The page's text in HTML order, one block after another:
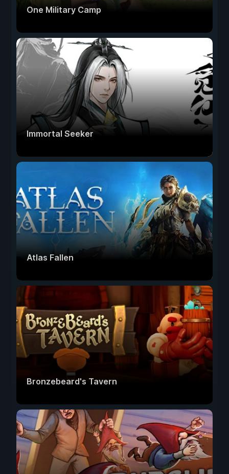
One Military Camp
Immortal Seeker
Atlas Fallen
Bronzebeard's Tavern